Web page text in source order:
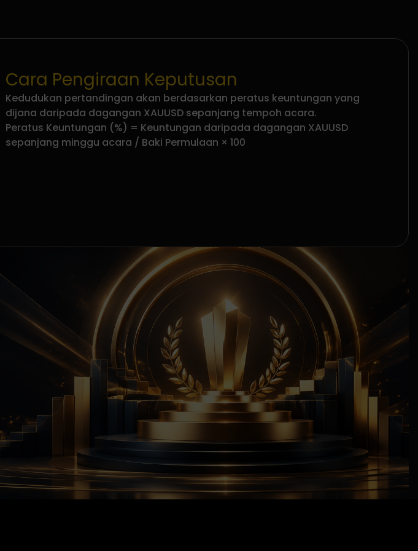
Cara Pengiraan Keputusan
Kedudukan pertandingan akan berdasarkan peratus keuntungan yang
dijana daripada dagangan XAUUSD sepanjang tempoh acara.
Peratus Keuntungan (%) = Keuntungan daripada dagangan XAUUSD
sepanjang minggu acara / Baki Permulaan × 100